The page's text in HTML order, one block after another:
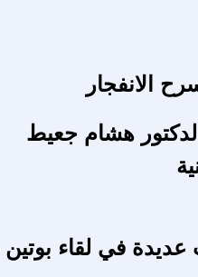
الانفجار
هشام جعيط
في لقاء بوتين –